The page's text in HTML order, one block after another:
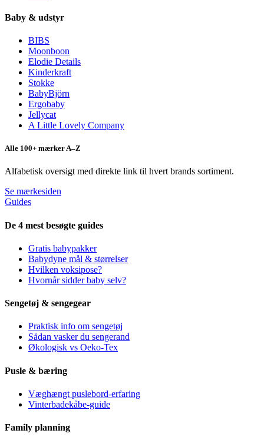
Baby & udstyr
BIBS
Moonboon
Elodie Details
Kinderkraft
Stokke
BabyBjörn
Ergobaby
Jellycat
A Little Lovely Company
Alle 100+ mærker A–Z
Alfabetisk oversigt med direkte link til hvert brands sortiment.
Se mærkesiden
Guides
De 4 mest besøgte guides
Gratis babypakker
Babydyne mål & størrelser
Hvilken voksipose?
Hvornår sidder baby selv?
Sengetøj & sengegear
Praktisk info om sengetøj
Sådan vasker du sengerand
Økologisk vs Oeko-Tex
Pusle & bæring
Væghængt puslebord-erfaring
Vinterbadekåbe-guide
Family planning